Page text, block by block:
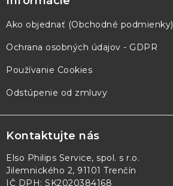
Ako objednať (Obchodné podmienky)
Ochrana osobných údajov - GDPR
Používanie Cookies
Odstúpenie od zmluvy
Kontaktujte nás
Elso Philips Service, spol. s r.o.
Jilemnického 2, 91101 Trenčín
IČ DPH: SK2020384168